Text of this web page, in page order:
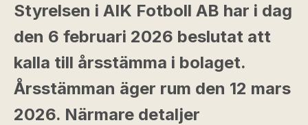
Styrelsen i AIK Fotboll AB har i dag
den 6 februari 2026 beslutat att
kalla till årsstämma i bolaget.
Årsstämman äger rum den 12 mars
2026. Närmare detaljer